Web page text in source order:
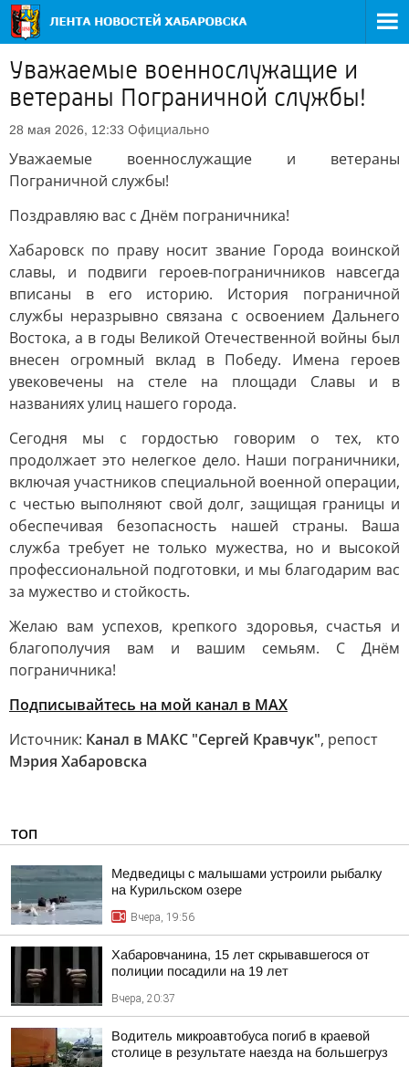
Уважаемые военнослужащие и
ветераны Пограничной службы!
28 мая 2026, 12:33 Официально
Уважаемые военнослужащие и ветераны
Пограничной службы!
Поздравляю вас с Днём пограничника!
Хабаровск по праву носит звание Города воинской
славы, и подвиги героев-пограничников навсегда
вписаны в его историю. История пограничной
службы неразрывно связана с освоением Дальнего
Востока, а в годы Великой Отечественной войны был
внесен огромный вклад в Победу. Имена героев
увековечены на стеле на площади Славы и в
названиях улиц нашего города.
Сегодня мы с гордостью говорим о тех, кто
продолжает это нелегкое дело. Наши пограничники,
включая участников специальной военной операции,
с честью выполняют свой долг, защищая границы и
обеспечивая безопасность нашей страны. Ваша
служба требует не только мужества, но и высокой
профессиональной подготовки, и мы благодарим вас
за мужество и стойкость.
Желаю вам успехов, крепкого здоровья, счастья и
благополучия вам и вашим семьям. С Днём
пограничника!
Подписывайтесь на мой канал в МАХ
Источник: Канал в МАКС "Сергей Кравчук", репост
Мэрия Хабаровска
ТОП
Медведицы с малышами устроили рыбалку
на Курильском озере
Вчера, 19:56
Хабаровчанина, 15 лет скрывавшегося от
полиции посадили на 19 лет
Вчера, 20:37
Водитель микроавтобуса погиб в краевой
столице в результате наезда на большегруз